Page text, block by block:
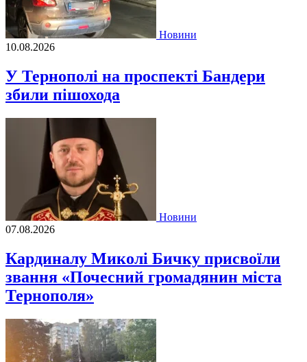
Новини
10.08.2026
У Тернополі на проспекті Бандери
збили пішохода
Новини
07.08.2026
Кардиналу Миколі Бичку присвоїли
звання «Почесний громадянин міста
Тернополя»